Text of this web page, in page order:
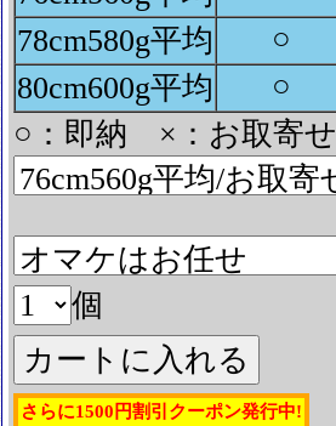
78cm580g平均
○
80cm600g平均
○
○：即納 ×：お取寄せ
個
さらに1500円割引クーポン発行中!